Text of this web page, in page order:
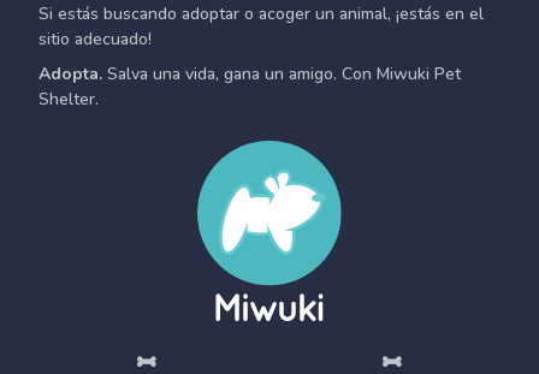
Si estás buscando adoptar o acoger un animal, ¡estás en el
sitio adecuado!
Adopta. Salva una vida, gana un amigo. Con Miwuki Pet
Shelter.